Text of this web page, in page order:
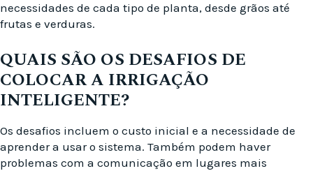
necessidades de cada tipo de planta, desde grãos até
frutas e verduras.
QUAIS SÃO OS DESAFIOS DE
COLOCAR A IRRIGAÇÃO
INTELIGENTE?
Os desafios incluem o custo inicial e a necessidade de
aprender a usar o sistema. Também podem haver
problemas com a comunicação em lugares mais